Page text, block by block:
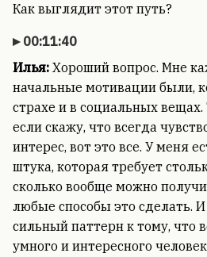
Как выглядит этот путь?
00:11:40
Илья: Хороший вопрос. Мне
начальные мотивации были,
страхе и в социальных вещах.
если скажу, что всегда
интерес, вот это все. У меня
штука, которая требует
сколько вообще можно
любые способы это сделать.
сильный паттерн к тому, что
умного и интересного